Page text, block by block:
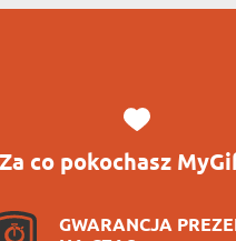
Za co pokochasz
GWARANCJA